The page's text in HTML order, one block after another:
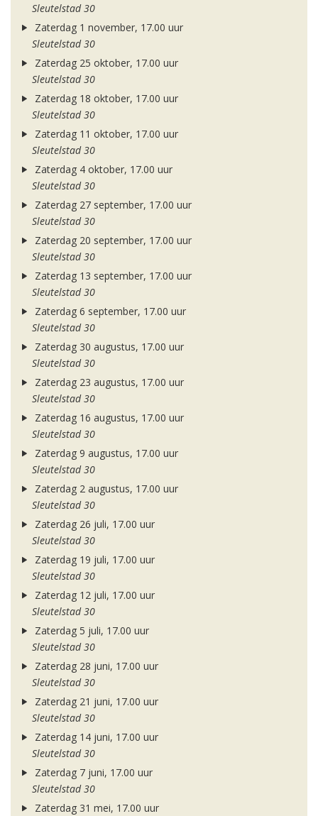
Sleutelstad 30
Zaterdag 1 november, 17.00 uur
Sleutelstad 30
Zaterdag 25 oktober, 17.00 uur
Sleutelstad 30
Zaterdag 18 oktober, 17.00 uur
Sleutelstad 30
Zaterdag 11 oktober, 17.00 uur
Sleutelstad 30
Zaterdag 4 oktober, 17.00 uur
Sleutelstad 30
Zaterdag 27 september, 17.00 uur
Sleutelstad 30
Zaterdag 20 september, 17.00 uur
Sleutelstad 30
Zaterdag 13 september, 17.00 uur
Sleutelstad 30
Zaterdag 6 september, 17.00 uur
Sleutelstad 30
Zaterdag 30 augustus, 17.00 uur
Sleutelstad 30
Zaterdag 23 augustus, 17.00 uur
Sleutelstad 30
Zaterdag 16 augustus, 17.00 uur
Sleutelstad 30
Zaterdag 9 augustus, 17.00 uur
Sleutelstad 30
Zaterdag 2 augustus, 17.00 uur
Sleutelstad 30
Zaterdag 26 juli, 17.00 uur
Sleutelstad 30
Zaterdag 19 juli, 17.00 uur
Sleutelstad 30
Zaterdag 12 juli, 17.00 uur
Sleutelstad 30
Zaterdag 5 juli, 17.00 uur
Sleutelstad 30
Zaterdag 28 juni, 17.00 uur
Sleutelstad 30
Zaterdag 21 juni, 17.00 uur
Sleutelstad 30
Zaterdag 14 juni, 17.00 uur
Sleutelstad 30
Zaterdag 7 juni, 17.00 uur
Sleutelstad 30
Zaterdag 31 mei, 17.00 uur